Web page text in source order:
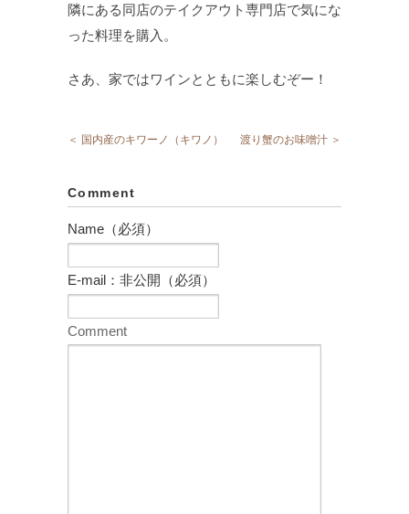
隣にある同店のテイクアウト専門店で気にな
った料理を購入。
さあ、家ではワインとともに楽しむぞー！
＜ 国内産のキワーノ（キワノ） 渡り蟹のお味噌汁 ＞
Comment
Name（必須）
E-mail：非公開（必須）
Comment